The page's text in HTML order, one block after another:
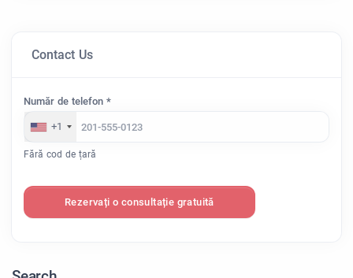
Contact Us
Număr de telefon *
+1
Fără cod de țară
Rezervați o consultație gratuită